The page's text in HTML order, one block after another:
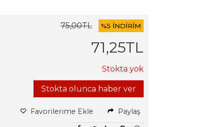
75,00TL %5 İNDİRİM
71,25TL
Stokta yok
Stokta olunca haber ver
Favorilerime Ekle Paylaş